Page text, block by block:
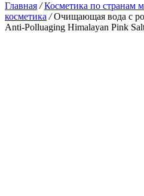
Главная /Косметика по странам
косметика /Очищающая вода с
Anti-Polluaging Himalayan Pink